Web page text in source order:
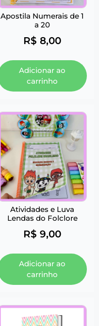
Apostila Numerais de 1
a 20
R$ 8,00
Adicionar ao
carrinho
Atividades e Luva
Lendas do Folclore
R$ 9,00
Adicionar ao
carrinho